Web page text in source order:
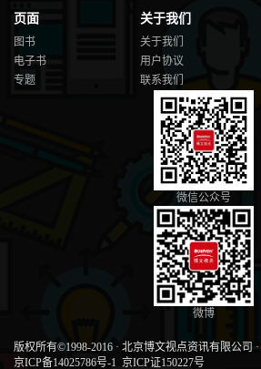
页面
图书
电子书
专题
关于我们
关于我们
用户协议
联系我们
微信公众号
微博
版权所有©1998-2016 · 北京博文视点资讯有限公司 ·
京ICP备14025786号-1 京ICP证150227号